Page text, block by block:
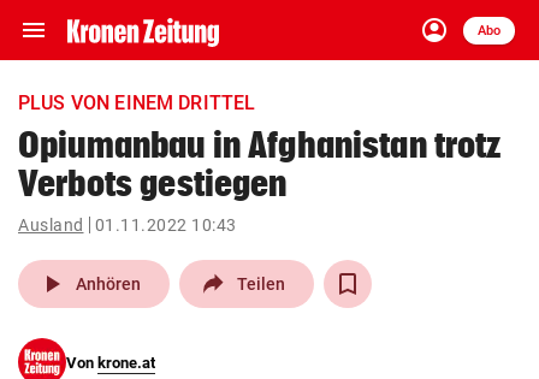
menu Navigation
ein-/ausklappen
account_circle
Anmelden
Abo
close Schließen
account_circle Anmelden
pin_drop
Wien arrow_right
PLUS VON EINEM DRITTEL
Opiumanbau in Afghanistan trotz
Verbots gestiegen
Ausland 01.11.2022 10:43
play_arrow Anhören Teilen
Von krone.at